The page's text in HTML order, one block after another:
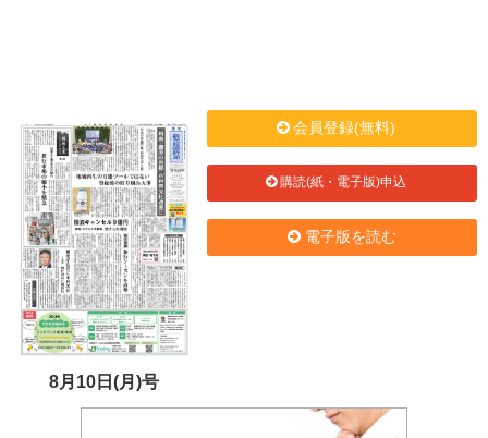
8月10日(月)号
会員登録(無料)
購読(紙・電子版)申込
電子版を読む